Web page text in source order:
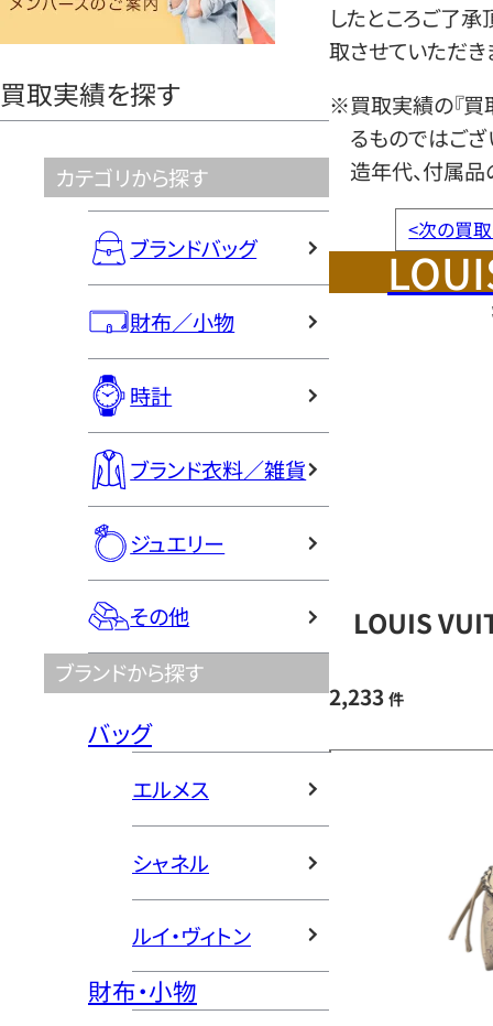
買取実績を探す
カテゴリから探す
ブランドバッグ
財布／小物
時計
ブランド衣料／雑貨
ジュエリー
その他
ブランドから探す
バッグ
エルメス
シャネル
ルイ・ヴィトン
財布・小物
したところご了
取させていただき
※買取実績の『買
るものではござ
造年代、付属品
<次の買
LOUIS
2,233 件